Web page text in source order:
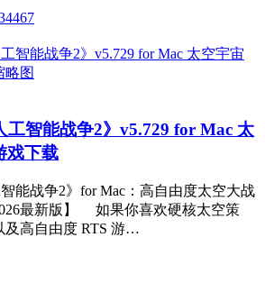
工智能战争2》v5.729 for Mac 太
戏下载
能战争2》for Mac：高自由度太空大战
最新版】 如果你喜欢硬核太空策
及高自由度 RTS 游…